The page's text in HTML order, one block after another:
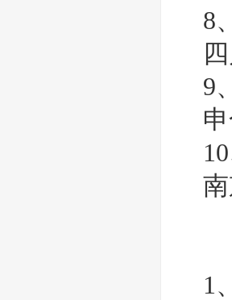
8
9
1